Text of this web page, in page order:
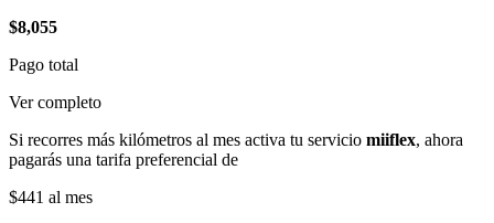
$8,055
Pago total
Ver completo
Si recorres más kilómetros al mes activa tu servicio miiflex, ahora
pagarás una tarifa preferencial de
$441 al mes